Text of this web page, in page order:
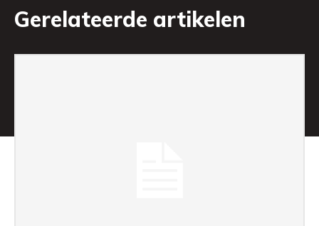
Gerelateerde artikelen